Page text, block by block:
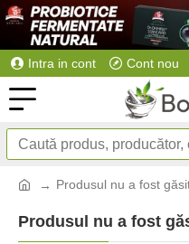
Intra in cont Cont nou
Produsul nu a fost
Produsul nu a fost